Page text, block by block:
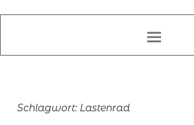
Schlagwort: Lastenrad